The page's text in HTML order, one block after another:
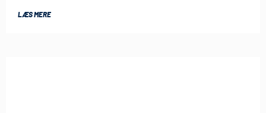
LÆS MERE